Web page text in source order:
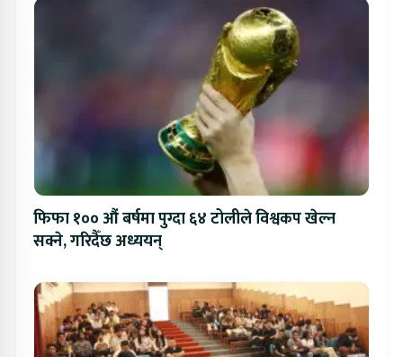
फिफा १०० औं बर्षमा पुग्दा ६४ टोलीले विश्वकप खेल्न
सक्ने, गरिदैँछ अध्ययन्